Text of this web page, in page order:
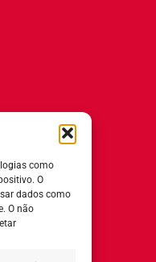
como
O
dados como
O não